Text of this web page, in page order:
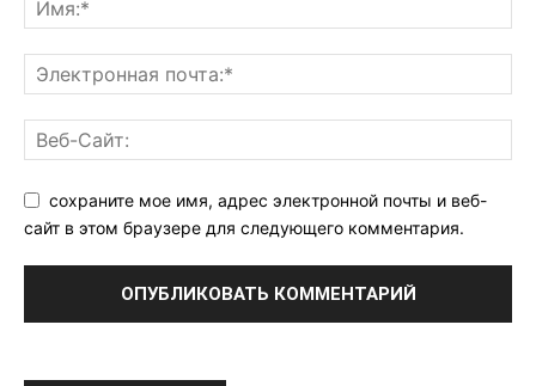
сохраните мое имя, адрес электронной почты и веб-
сайт в этом браузере для следующего комментария.